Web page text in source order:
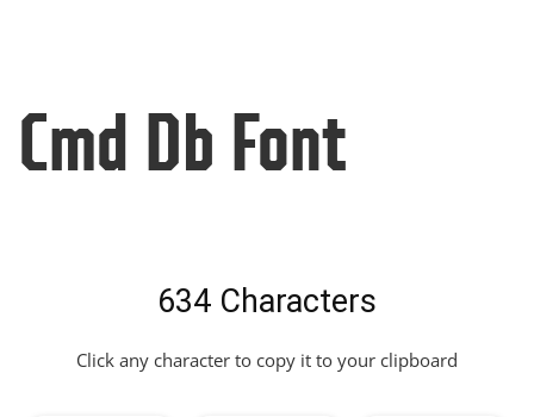
Cmd Db Font
634 Characters
Click any character to copy it to your clipboard